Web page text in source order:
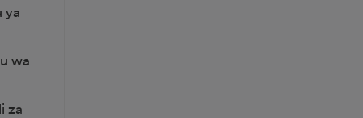
ya
wa
za